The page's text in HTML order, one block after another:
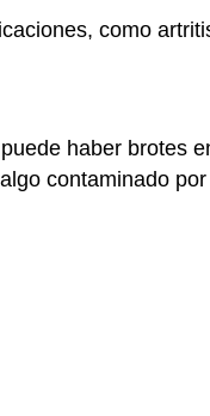
como
haber brotes
contaminado